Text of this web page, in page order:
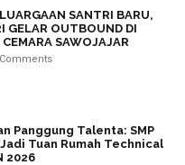
SANTRI BARU,
GELAR OUTBOUND DI
SAWOJAJAR
Panggung Talenta: SMP
Tuan Rumah Technical
2026